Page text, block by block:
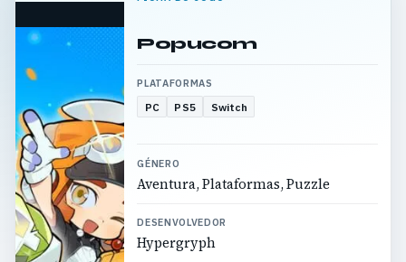
Popucom
PLATAFORMAS
PC PS5 Switch
GÉNERO
Aventura, Plataformas, Puzzle
DESENVOLVEDOR
Hypergryph